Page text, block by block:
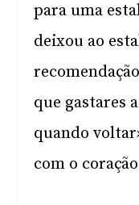
para uma
deixou ao
que gastares
quando
com o